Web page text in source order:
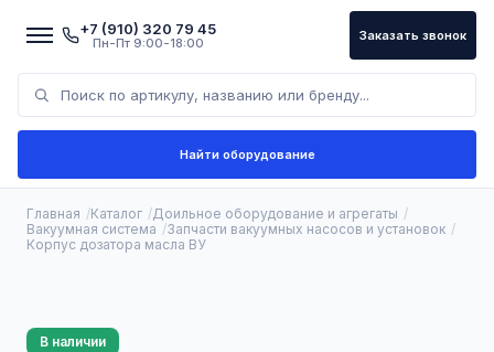
+7 (910) 320 79 45
Пн-Пт 9:00-18:00 Заказать звонок
Найти оборудование
Главная Каталог
Доильное оборудование и агрегаты
Вакуумная система
Запчасти вакуумных насосов и установок
Корпус дозатора масла ВУ
В наличии